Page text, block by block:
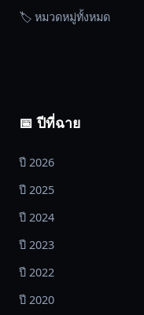
🏷️ หมวดหมู่ทั้งหมด
📅 ปีที่ฉาย
ปี 2026
ปี 2025
ปี 2024
ปี 2023
ปี 2022
ปี 2020